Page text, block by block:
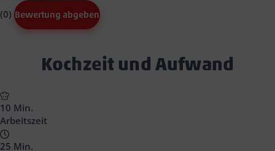
(0) Bewertung abgeben
Text
Headline
Kochzeit und Aufwand
10 Min.
Arbeitszeit
25 Min.